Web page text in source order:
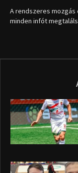
A rendszeres
minden infót